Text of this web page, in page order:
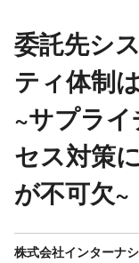
委託先シ
ティ体制
~サプラ
セス対策
が不可欠~
株式会社インターナ